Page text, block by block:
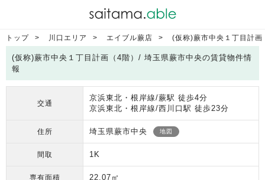
トップ 川口エリア エイブル蕨店 (仮称)蕨市中央１丁目計画
(仮称)蕨市中央１丁目計画（4階）/ 埼玉県蕨市中央の賃貸物件情
報
交通
京浜東北・根岸線/蕨駅 徒歩4分
京浜東北・根岸線/西川口駅 徒歩23分
住所 埼玉県蕨市中央 地図
間取 1K
専有面積 22.07㎡